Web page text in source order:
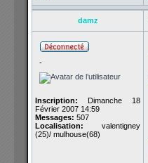
damz
-
Inscription: Dimanche 18
Février 2007 14:59
Messages: 507
Localisation: valentigney
(25)/ mulhouse(68)